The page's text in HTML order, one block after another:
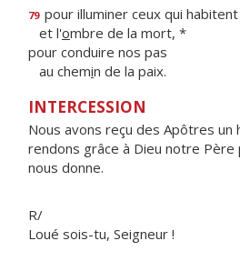
79 pour illuminer ceux qui
et l'ombre de la mort, *
pour conduire nos pas
au chemin de la paix.
INTERCESSION
Nous avons reçu des Apôtres un
rendons grâce à Dieu notre Père
nous donne.
R/
Loué sois-tu, Seigneur !